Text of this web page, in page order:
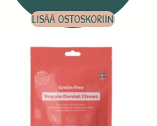
LISÄÄ OSTOSKORIIN